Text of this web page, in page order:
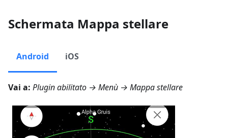
Schermata Mappa stellare
Android iOS
Vai a: Plugin abilitato → Menù → Mappa stellare